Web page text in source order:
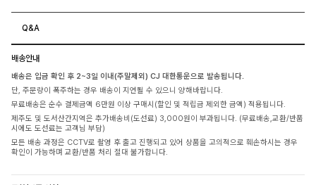
Q&A
배송안내
배송은 입금 확인 후 2~3일 이내(주말제외) CJ 대한통운으로 발송됩니다.
단, 주문량이 폭주하는 경우 배송이 지연될 수 있으니 양해바랍니다.
무료배송은 순수 결제금액 6만원 이상 구매시(할인 및 적립금 제외한 금액) 적용됩니다.
제주도 및 도서산간지역은 추가배송비(도선료) 3,000원이 부과됩니다. (무료배송,교환/반품
시에도 도선료는 고객님 부담)
모든 배송 과정은 CCTV로 촬영 후 출고 진행되고 있어 상품을 고의적으로 훼손하시는 경우
확인이 가능하며 교환/반품 처리 절대 불가합니다.